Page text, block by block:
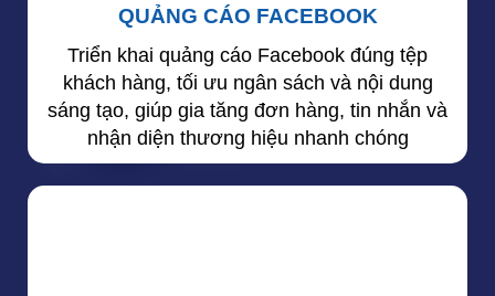
QUẢNG CÁO FACEBOOK
Triển khai quảng cáo Facebook đúng tệp
khách hàng, tối ưu ngân sách và nội dung
sáng tạo, giúp gia tăng đơn hàng, tin nhắn và
nhận diện thương hiệu nhanh chóng